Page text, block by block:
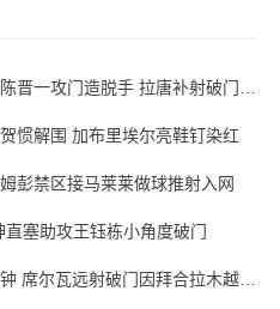
惯解围 加布里埃尔亮鞋钉染红
彭禁区接马莱莱做球推射入网
塞助攻王钰栋小角度破门
[进球无效-咪咕] 主队敲响警钟 席尔瓦远射破门因拜合拉木越位在先进球无效